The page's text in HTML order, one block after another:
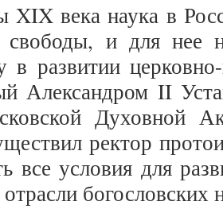
XIX века наука в
свободы, и для нее
развитии
Александром II
Духовной
ректор
все условия для
богословских